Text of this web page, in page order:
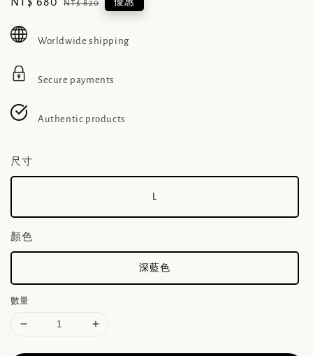
NT$ 820 優惠
Worldwide shipping
Secure payments
Authentic products
尺寸
L
顏色
深藍色
數量